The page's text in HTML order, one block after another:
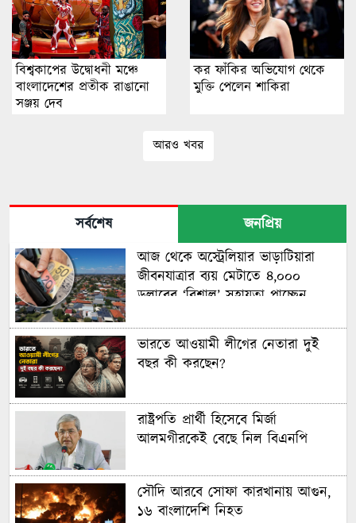
বিশ্বকাপের উদ্বোধনী মঞ্চে
বাংলাদেশের প্রতীক রাঙানো
সঞ্জয় দেব
কর ফাঁকির অভিযোগ থেকে
মুক্তি পেলেন শাকিরা
আরও খবর
সর্বশেষ
জনপ্রিয়
আজ থেকে অস্ট্রেলিয়ার ভাড়াটিয়ারা
জীবনযাত্রার ব্যয় মেটাতে ৪,০০০
ডলারের ‘বিশাল’ সহায়তা পাচ্ছেন
ভারতে আওয়ামী লীগের নেতারা দুই
বছর কী করছেন?
রাষ্ট্রপতি প্রার্থী হিসেবে মির্জা
আলমগীরকেই বেছে নিল বিএনপি
সৌদি আরবে সোফা কারখানায় আগুন,
১৬ বাংলাদেশি নিহত